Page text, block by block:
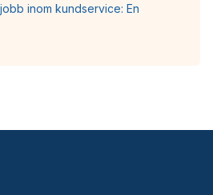
inom kundservice: En